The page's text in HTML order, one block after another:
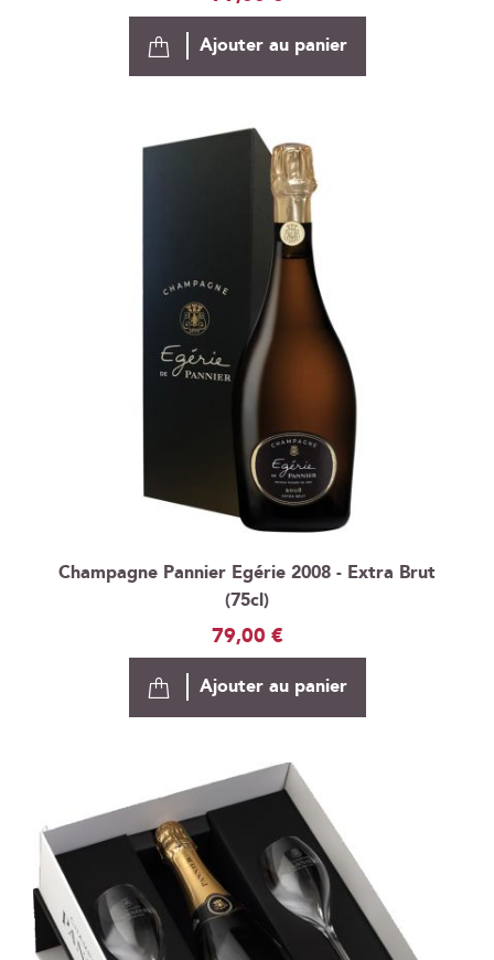
Ajouter au panier
Champagne Pannier Egérie 2008 - Extra Brut
(75cl)
79,00 €
Ajouter au panier